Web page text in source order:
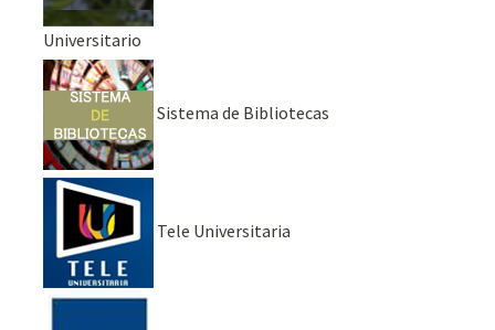
Universitario
Sistema de Bibliotecas
Tele Universitaria